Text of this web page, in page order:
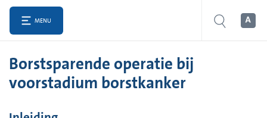
MENU
Borstsparende operatie bij
voorstadium borstkanker